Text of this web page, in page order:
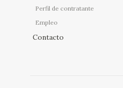
Perfil de contratante
Empleo
Contacto